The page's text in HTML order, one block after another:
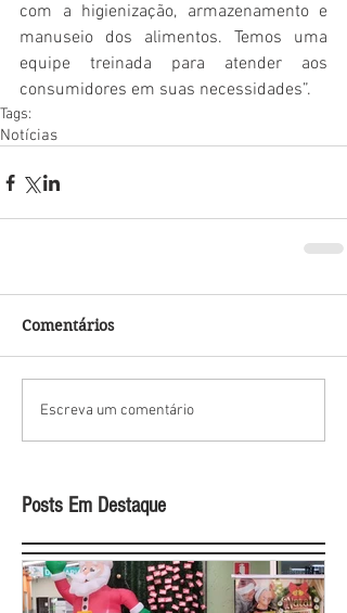
com a higienização, armazenamento e
manuseio dos alimentos. Temos uma
equipe treinada para atender aos
consumidores em suas necessidades”.
Tags:
Notícias
Comentários
Escreva um comentário
Posts Em Destaque